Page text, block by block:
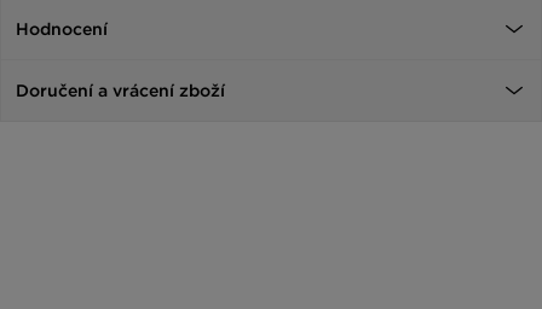
Hodnocení
Doručení a vrácení zboží